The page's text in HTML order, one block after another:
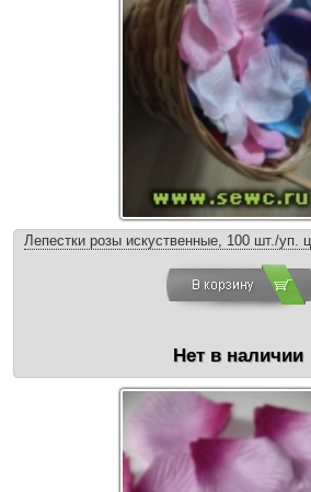
Лепестки розы искуственные, 100 шт./уп.
Нет в наличии